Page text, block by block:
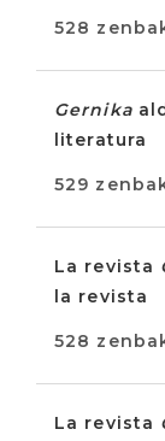
528
Gernika
literatura
529
La revista
la revista
528
La revista